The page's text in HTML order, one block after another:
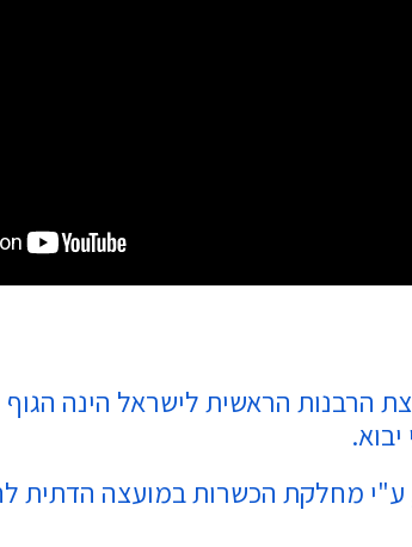
איסור הונאה בכשרות התשמ"ג (1983) מועצת הרבנות הראשית
מחלקת הכשרות במועצה הדתית